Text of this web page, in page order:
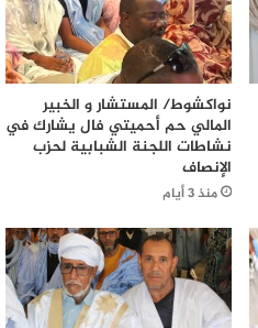
نواكشوط/ المستشار و الخبير
المالي حم أحميتي فال يشارك في
نشاطات اللجنة الشبابية لحزب
الإنصاف
منذ 3 أيام